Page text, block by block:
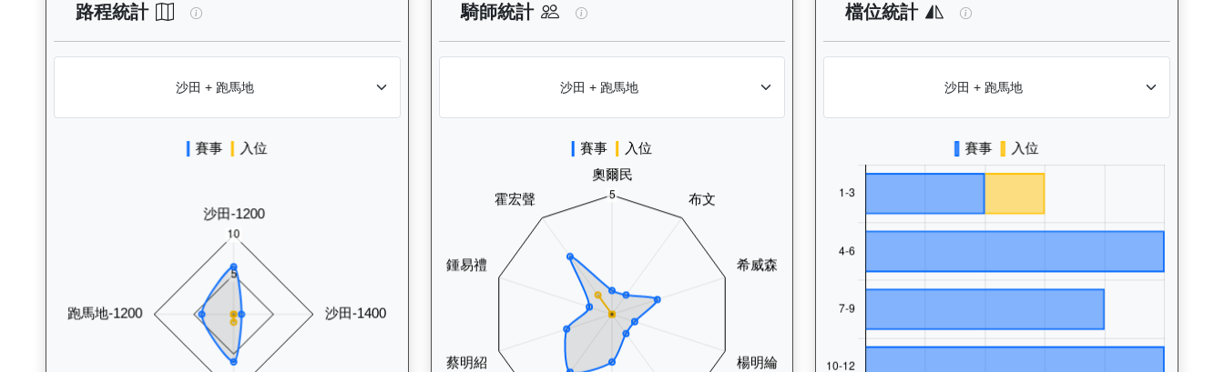
路程統計 天火同心（J259）— 路程統計分析：查看香港賽駒在不同途程距離（1000米至2400米）的出賽次數與入位率統計，支援
騎師統計 天火同心（J259）— 騎師統計分析：查看各騎師策騎此馬匹的出賽次數與
檔位統計 天火同心（J259）— 檔位統